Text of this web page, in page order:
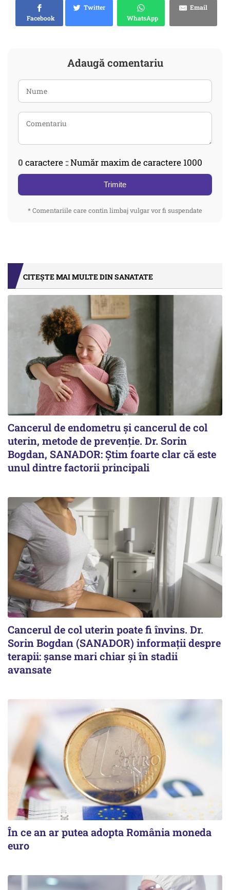
Facebook
Twitter
WhatsApp
Email
Adaugă comentariu
0 caractere :: Număr maxim de caractere 1000
Trimite
* Comentariile care contin limbaj vulgar vor fi suspendate
CITEȘTE MAI MULTE DIN SANATATE
Cancerul de endometru și cancerul de col
uterin, metode de prevenție. Dr. Sorin
Bogdan, SANADOR: Știm foarte clar că este
unul dintre factorii principali
Cancerul de col uterin poate fi învins. Dr.
Sorin Bogdan (SANADOR) informații despre
terapii: șanse mari chiar și în stadii
avansate
În ce an ar putea adopta România moneda
euro